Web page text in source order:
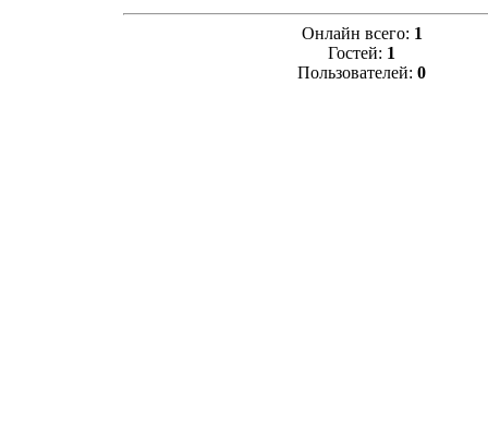
Онлайн всего: 1
Гостей: 1
Пользователей: 0